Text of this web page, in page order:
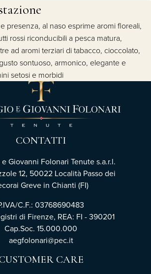
presenza, al naso esprime aromi floreali,
rossi riconducibili a pesca matura,
ad aromi terziari di tabacco, cioccolato,
sontuoso, armonico, elegante e
setosi e morbidi
CONTATTI
Giovanni Folonari Tenute s.a.r.l.
12, 50022 Località Passo dei
Greve in Chianti (FI)
C.F.: 03768690483
di Firenze, REA: FI - 390201
Cap.Soc. 15.000.000
aegfolonari@pec.it
CARE